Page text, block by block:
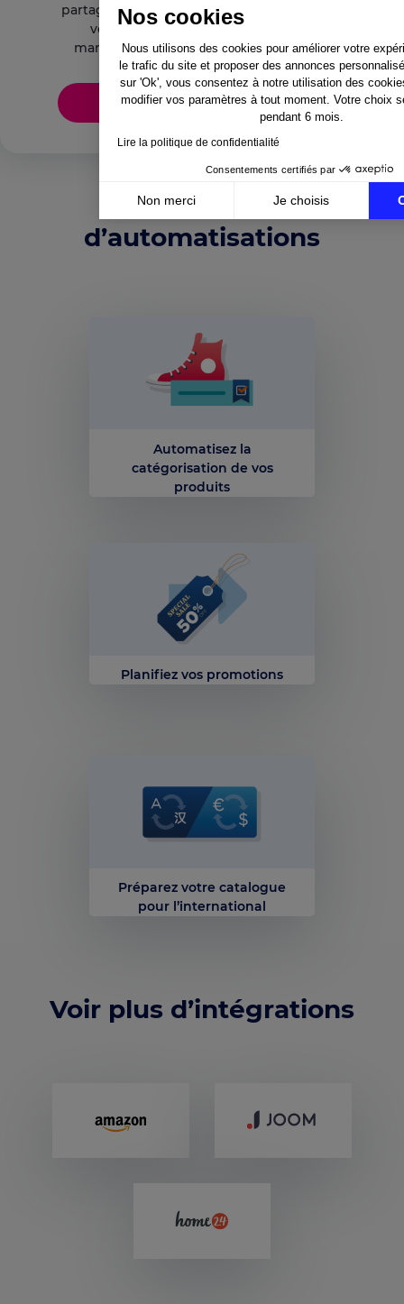
Nos cookies
Nous utilisons des cookies pour améliorer votre
le trafic du site et proposer des annonces
sur 'Ok', vous consentez à notre utilisation des
modifier vos paramètres à tout moment. Votre choix
pendant 6 mois.
Lire la politique de confidentialité
Consentements certifiés par
Non merci Je choisis
Axeptio consent
Plateforme de Gestion du Consentement :
partage également quelques conseils pour
vous aider à intégrer facilement la
marketplace et atteindre vos objectifs !
Télécharger le guide
Exemples
d’automatisations
Automatisez la
catégorisation de vos
produits
Planifiez vos promotions
Préparez votre catalogue
pour l’international
Voir plus d’intégrations